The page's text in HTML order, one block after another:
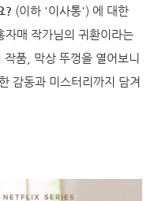
? (이하 '이사통') 에 대한
자매 작가님의 귀환이라는
품, 막상 뚜껑을 열어보니
감동과 미스터리까지 담겨